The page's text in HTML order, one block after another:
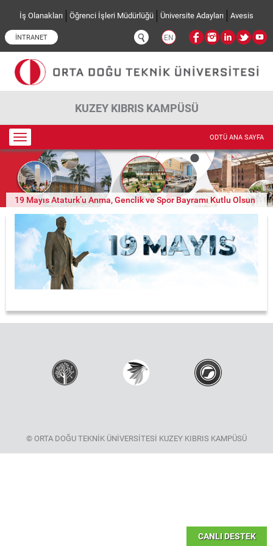
İş Olanakları Öğrenci İşleri Müdürlüğü Üniversite Adayları Avesis
İNTRANET EN
KUZEY KIBRIS KAMPÜSÜ
Toggle
navigation
ODTÜ ANA SAYFA
19 Mayıs Ataturk’u Anma, Genclik ve Spor Bayramı Kutlu Olsun
CANLI DESTEK
© ORTA DOĞU TEKNİK ÜNİVERSİTESİ KUZEY KIBRIS KAMPÜSÜ